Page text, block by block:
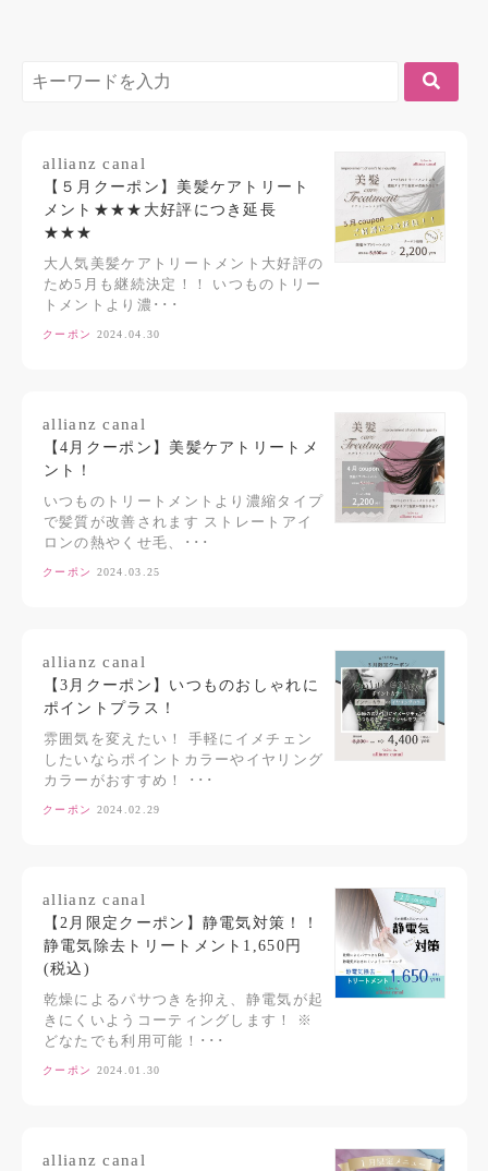
allianz canal
【５月クーポン】美髪ケアトリート
メント★★★大好評につき延長
★★★
大人気美髪ケアトリートメント大好評の
ため5月も継続決定！！ いつものトリー
トメントより濃･･･
クーポン 2024.04.30
allianz canal
【4月クーポン】美髪ケアトリートメ
ント！
いつものトリートメントより濃縮タイプ
で髪質が改善されます ストレートアイ
ロンの熱やくせ毛、･･･
クーポン 2024.03.25
allianz canal
【3月クーポン】いつものおしゃれに
ポイントプラス！
雰囲気を変えたい！ 手軽にイメチェン
したいならポイントカラーやイヤリング
カラーがおすすめ！ ･･･
クーポン 2024.02.29
allianz canal
【2月限定クーポン】静電気対策！！
静電気除去トリートメント1,650円
(税込)
乾燥によるパサつきを抑え、静電気が起
きにくいようコーティングします！ ※
どなたでも利用可能！･･･
クーポン 2024.01.30
allianz canal